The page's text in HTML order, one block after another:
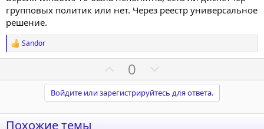
н
ы
й
г
о
л
о
с
н
ы
й
г
о
л
о
с
групповых политик или нет. Через реестр универсальное
решение.
Р
е
:
Sandor
П
о
з
и
0
е
г
а
Войдите или зарегистрируйтесь для ответа.
Похожие темы